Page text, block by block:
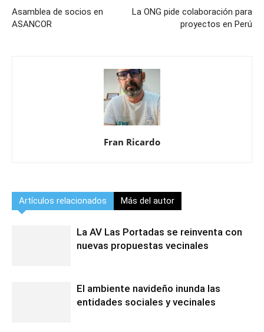
Asamblea de socios en
ASANCOR
La ONG pide colaboración para
proyectos en Perú
Fran Ricardo
Artículos relacionados Más del autor
La AV Las Portadas se reinventa con
nuevas propuestas vecinales
El ambiente navideño inunda las
entidades sociales y vecinales